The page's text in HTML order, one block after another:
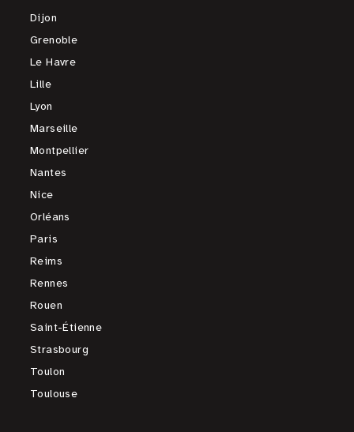
Dijon
Grenoble
Le Havre
Lille
Lyon
Marseille
Montpellier
Nantes
Nice
Orléans
Paris
Reims
Rennes
Rouen
Saint-Étienne
Strasbourg
Toulon
Toulouse